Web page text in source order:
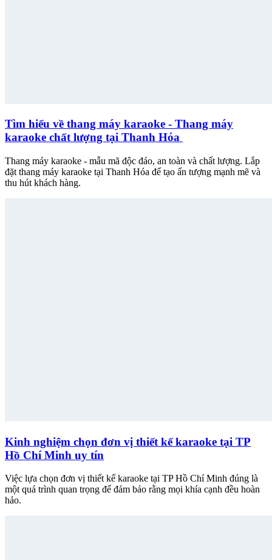
Tìm hiểu về thang máy karaoke - Thang máy
karaoke chất lượng tại Thanh Hóa
Thang máy karaoke - mẫu mã độc đáo, an toàn và chất lượng. Lắp
đặt thang máy karaoke tại Thanh Hóa để tạo ấn tượng mạnh mẽ và
thu hút khách hàng.
Kinh nghiệm chọn đơn vị thiết kế karaoke tại TP
Hồ Chí Minh uy tín
Việc lựa chọn đơn vị thiết kế karaoke tại TP Hồ Chí Minh đúng là
một quá trình quan trọng để đảm bảo rằng mọi khía cạnh đều hoàn
hảo.